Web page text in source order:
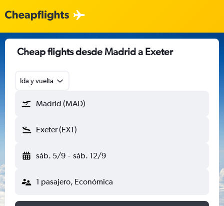
Cheap flights desde Madrid a Exeter
Ida y vuelta
Madrid (MAD)
Exeter (EXT)
sáb. 5/9 - sáb. 12/9
1 pasajero, Económica